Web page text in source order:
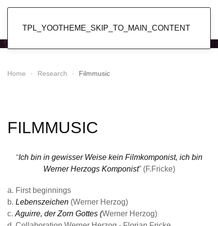
TPL_YOOTHEME_SKIP_TO_MAIN_CONTENT
Home Research Filmmusic
FILMMUSIC
“Ich bin in gewisser Weise kein Filmkomponist, ich bin
Werner Herzogs Komponist” (F.Fricke)
a. First beginnings
b. Lebenszeichen (Werner Herzog)
c. Aguirre, der Zorn Gottes (Werner Herzog)